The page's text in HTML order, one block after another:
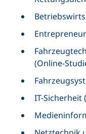
(Online-
IT-Sicherheit